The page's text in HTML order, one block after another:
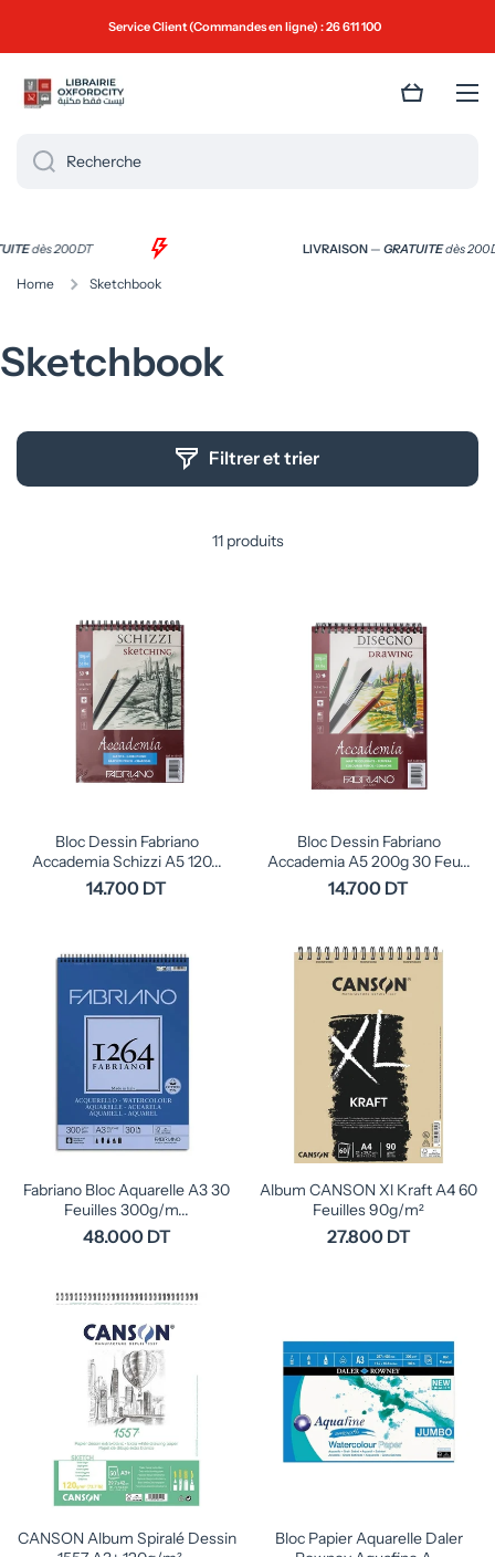
Ignorer et passer au contenu
Service Client (Commandes en ligne) : 26 611 100
Panier
Recherche
dès 200 DT LIVRAISON—GRATUITEdès 200
Home Sketchbook
Sketchbook
Filtrer et trier
11 produits
Bloc Dessin Fabriano
Accademia Schizzi A5 120...
14.700 DT
Bloc Dessin Fabriano
Accademia A5 200g 30 Feu...
14.700 DT
Fabriano Bloc Aquarelle A3 30
Feuilles 300g/m...
48.000 DT
Album CANSON Xl Kraft A4 60
Feuilles 90g/m²
27.800 DT
CANSON Album Spiralé Dessin
Bloc Papier Aquarelle Daler